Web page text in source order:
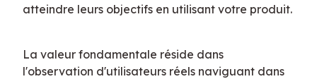
atteindre leurs objectifs en utilisant votre produit.
La valeur fondamentale réside dans
l'observation d'utilisateurs réels naviguant dans